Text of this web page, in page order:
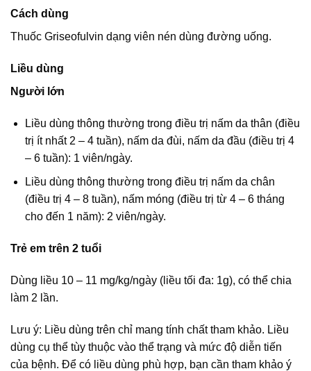
Cách dùng
Thuốc Griseofulvin dạng viên nén dùng đường uống.
Liều dùng
Người lớn
Liều dùng thông thường trong điều trị nấm da thân (điều
trị ít nhất 2 – 4 tuần), nấm da đùi, nấm da đầu (điều trị 4
– 6 tuần): 1 viên/ngày.
Liều dùng thông thường trong điều trị nấm da chân
(điều trị 4 – 8 tuần), nấm móng (điều trị từ 4 – 6 tháng
cho đến 1 năm): 2 viên/ngày.
Trẻ em trên 2 tuổi
Dùng liều 10 – 11 mg/kg/ngày (liều tối đa: 1g), có thể chia
làm 2 lần.
Lưu ý: Liều dùng trên chỉ mang tính chất tham khảo. Liều
dùng cụ thể tùy thuộc vào thể trạng và mức độ diễn tiến
của bệnh. Để có liều dùng phù hợp, bạn cần tham khảo ý